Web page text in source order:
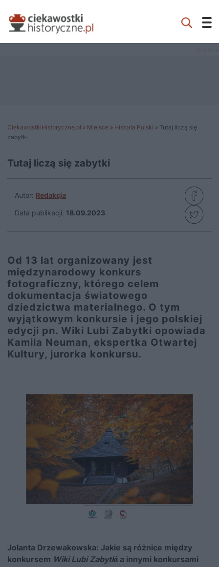
CiekawostkiHistoryczne.pl » Miejsce » Historia Polski » Tutaj liczą się
zabytki
Tutaj liczą się zabytki
Autor: Redakcja
Data publikacji: 18.09.2023
Od 13 lat organizowany jest
międzynarodowy konkurs
fotograficzny, którego celem
dokumentacja światowego
dziedzictwa materialnego. O tym
wyjątkowym konkursie i jego polskiej
edycji pn. Wiki Lubi Zabytki opowiada
Kamila Neuman, ekspertka Otwartej
Kultury, jurorka konkursu.
Jolanta Drzewakowska: Jakie są różnice między
konkursem Wiki Lubi Zabytki a innymi konkursami